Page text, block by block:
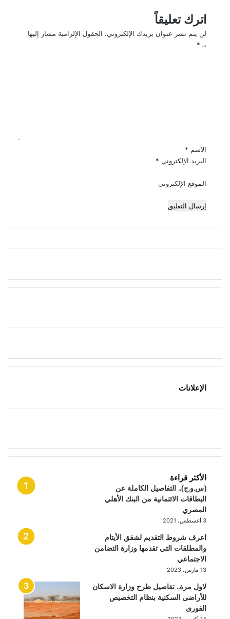
اترك تعليقاً
لن يتم نشر عنوان بريدك الإلكتروني. الحقول الإلزامية مشار إليها
بـ *
الاسم *
البريد الإلكتروني *
الموقع الإلكتروني
الإعلانات
الأكثر قراءة
(س.و.ج).. التفاصيل الكاملة عن
البطاقات الائتمانية من البنك الأهلي
المصري
3 أغسطس، 2021
اعرف شروط التقديم لشقق الأيتام
والمطلقات التي تقدمها وزارة التضامن
الاجتماعي
13 مارس، 2023
لاول مرة.. تفاصيل طرح وزارة الاسكان
للأراضى السكنية بنظام التخصيص
الفورى